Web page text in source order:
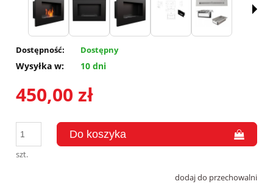
Dostępność: Dostępny
Wysyłka w: 10 dni
450,00 zł
szt.
dodaj do przechowalni